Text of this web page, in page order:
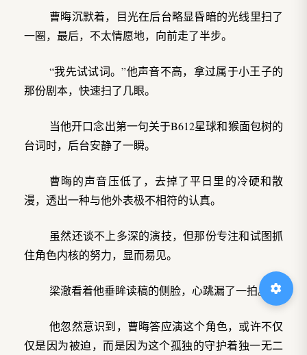
曹晦沉默着，目光在后台略显昏暗的光线里扫了
一圈，最后，不太情愿地，向前走了半步。
“我先试试词。”他声音不高，拿过属于小王子的
那份剧本，快速扫了几眼。
当他开口念出第一句关于B612星球和猴面包树的
台词时，后台安静了一瞬。
曹晦的声音压低了，去掉了平日里的冷硬和散
漫，透出一种与他外表极不相符的认真。
虽然还谈不上多深的演技，但那份专注和试图抓
住角色内核的努力，显而易见。
梁澈看着他垂眸读稿的侧脸，心跳漏了一拍。
他忽然意识到，曹晦答应演这个角色，或许不仅
仅是因为被迫，而是因为这个孤独的守护着独一无二